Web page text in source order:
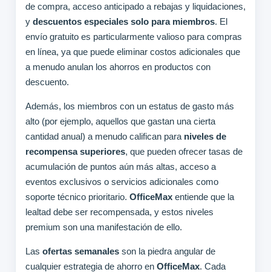
de compra, acceso anticipado a rebajas y liquidaciones,
y descuentos especiales solo para miembros. El
envío gratuito es particularmente valioso para compras
en línea, ya que puede eliminar costos adicionales que
a menudo anulan los ahorros en productos con
descuento.
Además, los miembros con un estatus de gasto más
alto (por ejemplo, aquellos que gastan una cierta
cantidad anual) a menudo califican para niveles de
recompensa superiores, que pueden ofrecer tasas de
acumulación de puntos aún más altas, acceso a
eventos exclusivos o servicios adicionales como
soporte técnico prioritario. OfficeMaxentiende que la
lealtad debe ser recompensada, y estos niveles
premium son una manifestación de ello.
Las ofertas semanalesson la piedra angular de
cualquier estrategia de ahorro en OfficeMax. Cada